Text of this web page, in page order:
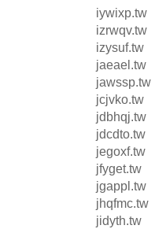
iywixp.tw
izrwqv.tw
izysuf.tw
jaeael.tw
jawssp.tw
jcjvko.tw
jdbhqj.tw
jdcdto.tw
jegoxf.tw
jfyget.tw
jgappl.tw
jhqfmc.tw
jidyth.tw